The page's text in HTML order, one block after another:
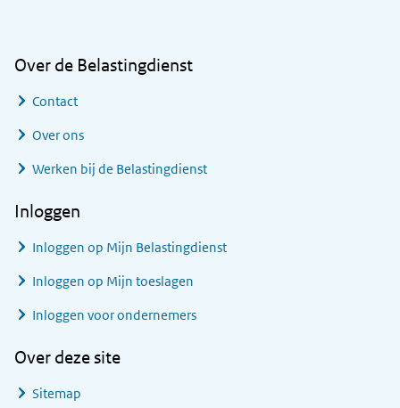
Over de Belastingdienst
Contact
Over ons
Werken bij de Belastingdienst
Inloggen
Inloggen op Mijn Belastingdienst
Inloggen op Mijn toeslagen
Inloggen voor ondernemers
Over deze site
Sitemap